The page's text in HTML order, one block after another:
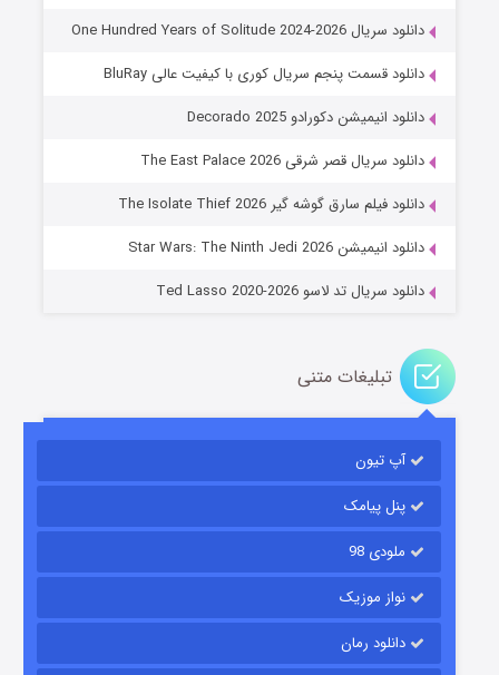
جادوگری در مغولستان
قسمت۱۴ (زیرنویس) منتشر شد
دانلود سریال One Hundred Years of Solitude 2024-2026
دانلود قسمت پنجم سریال کوری با کیفیت عالی BluRay
دانلود انیمیشن دکورادو Decorado 2025
دانلود سریال قصر شرقی The East Palace 2026
دانلود فیلم سارق گوشه گیر The Isolate Thief 2026
دانلود انیمیشن Star Wars: The Ninth Jedi 2026
دانلود سریال تد لاسو Ted Lasso 2020-2026
تبلیغات متنی
آپ تیون
پنل پیامک
ملودی 98
نواز موزیک
دانلود رمان